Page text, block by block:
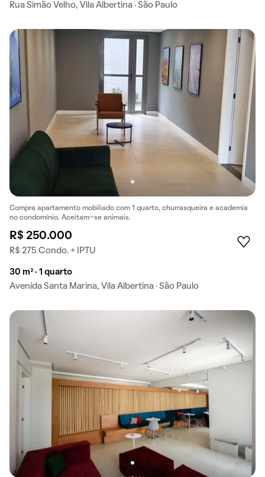
Rua Simão Velho, Vila Albertina · São Paulo
Compra apartamento mobiliado com 1 quarto, churrasqueira e academia
no condomínio. Aceitam-se animais.
R$ 250.000
R$ 275 Condo. + IPTU
30 m² · 1 quarto
Avenida Santa Marina, Vila Albertina · São Paulo